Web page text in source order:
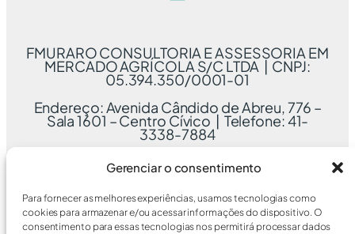
Gerenciar o consentimento
Para fornecer as melhores experiências, usamos tecnologias como
cookies para armazenar e/ou acessar informações do dispositivo. O
consentimento para essas tecnologias nos permitirá processar dados
FMURARO CONSULTORIA E ASSESSORIA EM
MERCADO AGRÍCOLA S/C LTDA | CNPJ:
05.394.350/0001-01
Endereço: Avenida Cândido de Abreu, 776 –
Sala 1601 – Centro Cívico | Telefone: 41-
3338-7884